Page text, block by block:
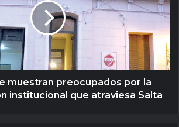
muestran preocupados por la
institucional que atraviesa Salta